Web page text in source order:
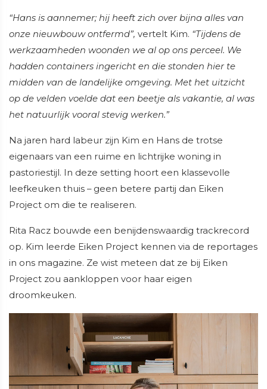
“Hans is aannemer; hij heeft zich over bijna alles van
onze nieuwbouw ontfermd”, vertelt Kim. “Tijdens de
werkzaamheden woonden we al op ons perceel. We
hadden containers ingericht en die stonden hier te
midden van de landelijke omgeving. Met het uitzicht
op de velden voelde dat een beetje als vakantie, al was
het natuurlijk vooral stevig werken.”
Na jaren hard labeur zijn Kim en Hans de trotse
eigenaars van een ruime en lichtrijke woning in
pastoriestijl. In deze setting hoort een klassevolle
leefkeuken thuis – geen betere partij dan Eiken
Project om die te realiseren.
Rita Racz bouwde een benijdenswaardig trackrecord
op. Kim leerde Eiken Project kennen via de reportages
in ons magazine. Ze wist meteen dat ze bij Eiken
Project zou aankloppen voor haar eigen
droomkeuken.